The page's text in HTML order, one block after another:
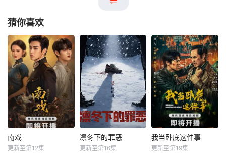
猜你喜欢
南戏
更新至第12集
凛冬下的罪恶
更新至第16集
我当卧底这件事
更新至第19集